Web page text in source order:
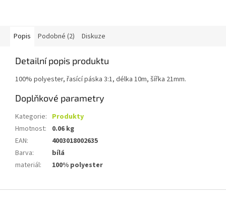
Popis Podobné (2) Diskuze
Detailní popis produktu
100% polyester, řasící páska 3:1, délka 10m, šířka 21mm.
Doplňkové parametry
Kategorie: Produkty
Hmotnost:
0.06 kg
EAN:
4003018002635
Barva:
bílá
materiál: 100% polyester